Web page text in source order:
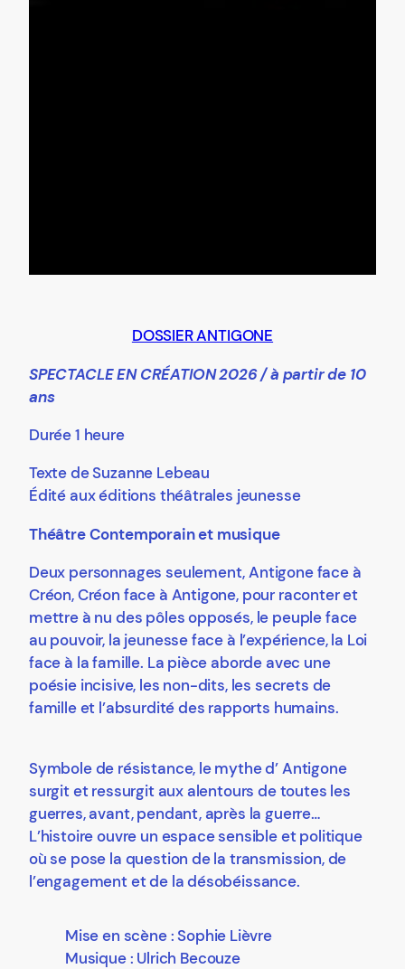
DOSSIER ANTIGONE
SPECTACLE EN CRÉATION 2026 / à partir de 10
ans
Durée 1 heure
Texte de Suzanne Lebeau
Édité aux éditions théâtrales jeunesse
Théâtre Contemporain et musique
Deux personnages seulement, Antigone face à
Créon, Créon face à Antigone, pour raconter et
mettre à nu des pôles opposés, le peuple face
au pouvoir, la jeunesse face à l’expérience, la Loi
face à la famille. La pièce aborde avec une
poésie incisive, les non-dits, les secrets de
famille et l’absurdité des rapports humains.
Symbole de résistance, le mythe d’ Antigone
surgit et ressurgit aux alentours de toutes les
guerres, avant, pendant, après la guerre…
L’histoire ouvre un espace sensible et politique
où se pose la question de la transmission, de
l’engagement et de la désobéissance.
Mise en scène : Sophie Lièvre
Musique : Ulrich Becouze